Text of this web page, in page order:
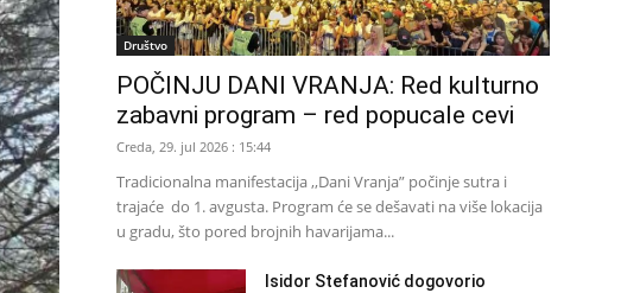
Društvo
POČINJU DANI VRANJA: Red kulturno
zabavni program – red popucale cevi
Creda, 29. jul 2026 : 15:44
Tradicionalna manifestacija ,,Dani Vranja” počinje sutra i
trajaće do 1. avgusta. Program će se dešavati na više lokacija
u gradu, što pored brojnih havarijama...
Isidor Stefanović dogovorio